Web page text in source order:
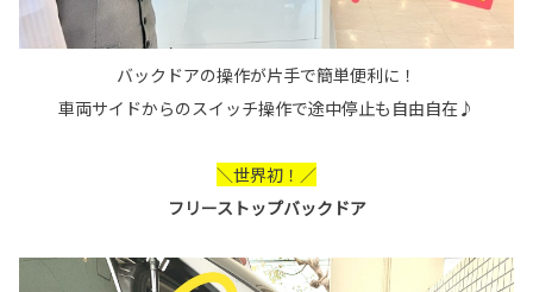
バックドアの操作が片手で簡単便利に！
車両サイドからのスイッチ操作で途中停止も自由自在♪
＼世界初！／
フリーストップバックドア